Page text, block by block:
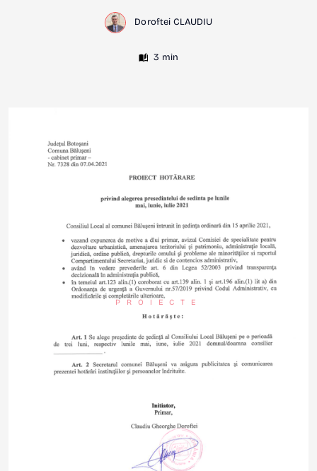
Doroftei CLAUDIU
3 min
PROIECTE